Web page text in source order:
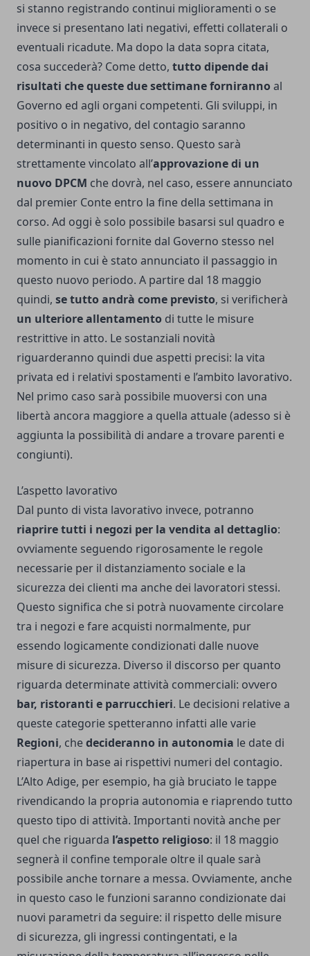
si stanno registrando continui miglioramenti o se
invece si presentano lati negativi, effetti collaterali o
eventuali ricadute. Ma dopo la data sopra citata,
cosa succederà? Come detto, tutto dipende dai
risultati che queste due settimane forniranno al
Governo ed agli organi competenti. Gli sviluppi, in
positivo o in negativo, del contagio saranno
determinanti in questo senso. Questo sarà
strettamente vincolato all’approvazione di un
nuovo DPCM che dovrà, nel caso, essere annunciato
dal premier Conte entro la fine della settimana in
corso. Ad oggi è solo possibile basarsi sul quadro e
sulle pianificazioni fornite dal Governo stesso nel
momento in cui è stato annunciato il passaggio in
questo nuovo periodo. A partire dal 18 maggio
quindi, se tutto andrà come previsto, si verificherà
un ulteriore allentamento di tutte le misure
restrittive in atto. Le sostanziali novità
riguarderanno quindi due aspetti precisi: la vita
privata ed i relativi spostamenti e l’ambito lavorativo.
Nel primo caso sarà possibile muoversi con una
libertà ancora maggiore a quella attuale (adesso si è
aggiunta la possibilità di andare a trovare parenti e
congiunti).
L’aspetto lavorativo
Dal punto di vista lavorativo invece, potranno
riaprire tutti i negozi per la vendita al dettaglio:
ovviamente seguendo rigorosamente le regole
necessarie per il distanziamento sociale e la
sicurezza dei clienti ma anche dei lavoratori stessi.
Questo significa che si potrà nuovamente circolare
tra i negozi e fare acquisti normalmente, pur
essendo logicamente condizionati dalle nuove
misure di sicurezza. Diverso il discorso per quanto
riguarda determinate attività commerciali: ovvero
bar, ristoranti e parrucchieri. Le decisioni relative a
queste categorie spetteranno infatti alle varie
Regioni, chedecideranno in autonomia le date di
riapertura in base ai rispettivi numeri del contagio.
L’Alto Adige, per esempio, ha già bruciato le tappe
rivendicando la propria autonomia e riaprendo tutto
questo tipo di attività. Importanti novità anche per
quel che riguarda l’aspetto religioso: il 18 maggio
segnerà il confine temporale oltre il quale sarà
possibile anche tornare a messa. Ovviamente, anche
in questo caso le funzioni saranno condizionate dai
nuovi parametri da seguire: il rispetto delle misure
di sicurezza, gli ingressi contingentati, e la